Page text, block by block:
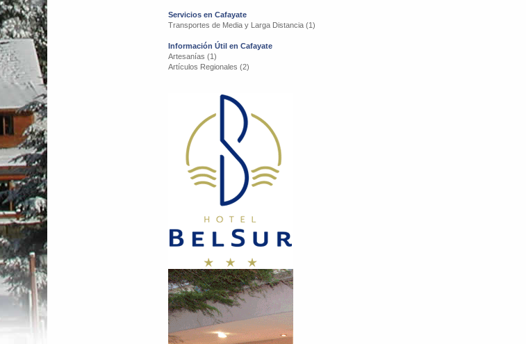
Servicios en Cafayate
Transportes de Media y Larga Distancia (1)
Información Útil en Cafayate
Artesanías (1)
Artículos Regionales (2)